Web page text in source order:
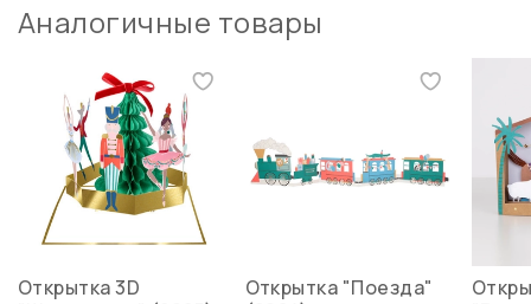
Аналогичные товары
Открытка 3D
Открытка "Поезда"